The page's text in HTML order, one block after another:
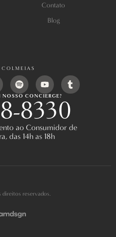
Contato
Blog
NOSSO CONCIERGE?
8330
ao Consumidor de
das 14h as 18h
direitos reservados.